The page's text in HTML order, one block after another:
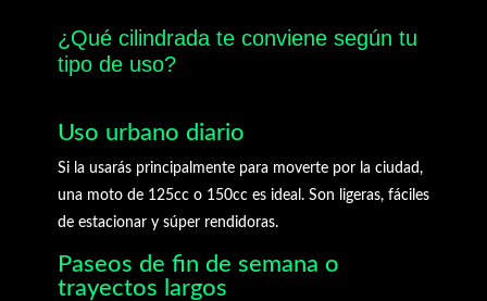
¿Qué cilindrada te conviene según tu
tipo de uso?
Uso urbano diario
Si la usarás principalmente para moverte por la ciudad,
una moto de 125cc o 150cc es ideal. Son ligeras, fáciles
de estacionar y súper rendidoras.
Paseos de fin de semana o
trayectos largos